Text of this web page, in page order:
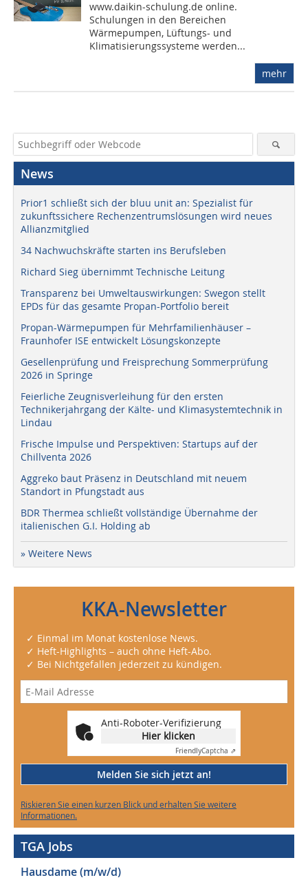
www.daikin-schulung.de online.
Schulungen in den Bereichen
Wärmepumpen, Lüftungs- und
Klimatisierungssysteme werden...
mehr
News
Prior1 schließt sich der bluu unit an: Spezialist für
zukunftssichere Rechenzentrumslösungen wird neues
Allianzmitglied
34 Nachwuchskräfte starten ins Berufsleben
Richard Sieg übernimmt Technische Leitung
Transparenz bei Umweltauswirkungen: Swegon stellt
EPDs für das gesamte Propan-Portfolio bereit
Propan-Wärmepumpen für Mehrfamilienhäuser –
Fraunhofer ISE entwickelt Lösungskonzepte
Gesellenprüfung und Freisprechung Sommerprüfung
2026 in Springe
Feierliche Zeugnisverleihung für den ersten
Technikerjahrgang der Kälte- und Klimasystemtechnik in
Lindau
Frische Impulse und Perspektiven: Startups auf der
Chillventa 2026
Aggreko baut Präsenz in Deutschland mit neuem
Standort in Pfungstadt aus
BDR Thermea schließt vollständige Übernahme der
italienischen G.I. Holding ab
» Weitere News
KKA-Newsletter
✓ Einmal im Monat kostenlose News.
✓ Heft-Highlights – auch ohne Heft-Abo.
✓ Bei Nichtgefallen jederzeit zu kündigen.
Anti-Roboter-Verifizierung
Hier klicken
FriendlyCaptcha ⇗
Melden Sie sich jetzt an!
Riskieren Sie einen kurzen Blick und erhalten Sie weitere
Informationen.
TGA Jobs
Hausdame (m/w/d)